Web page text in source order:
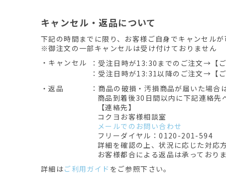
キャンセル・返品について
下記の時間までに限り、お客様ご自身でキャンセルが
※御注文の一部キャンセルは受け付けておりません
・キャンセル
：受注日時が13:30までのご注文→【
：受注日時が13:31以降のご注文→【
・返品
：商品の破損・汚損商品が届いた場合は
商品到着後30日間以内に下記連絡先
【連絡先】
コクヨお客様相談室
メールでのお問い合わせ
フリーダイヤル：0120-201-594
詳細を確認の上、状況に応じた対応
お客様都合による返品は承っておりま
詳細はご利用ガイド をご参照下さい。